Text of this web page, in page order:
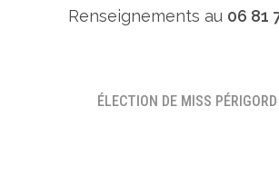
Renseignements au 06 81
ÉLECTION DE MISS